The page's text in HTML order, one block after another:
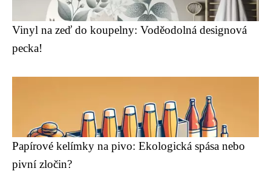
Vinyl na zeď do koupelny: Voděodolná designová
pecka!
Papírové kelímky na pivo: Ekologická spása nebo
pivní zločin?